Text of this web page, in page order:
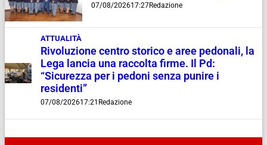
07/08/202617:27Redazione
ATTUALITÀ
Rivoluzione centro storico e aree pedonali, la
Lega lancia una raccolta firme. Il Pd:
“Sicurezza per i pedoni senza punire i
residenti”
07/08/202617:21 Redazione